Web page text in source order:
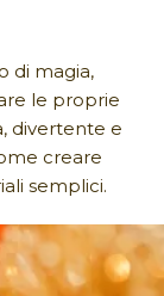
di magia,
le proprie
divertente e
creare
semplici.